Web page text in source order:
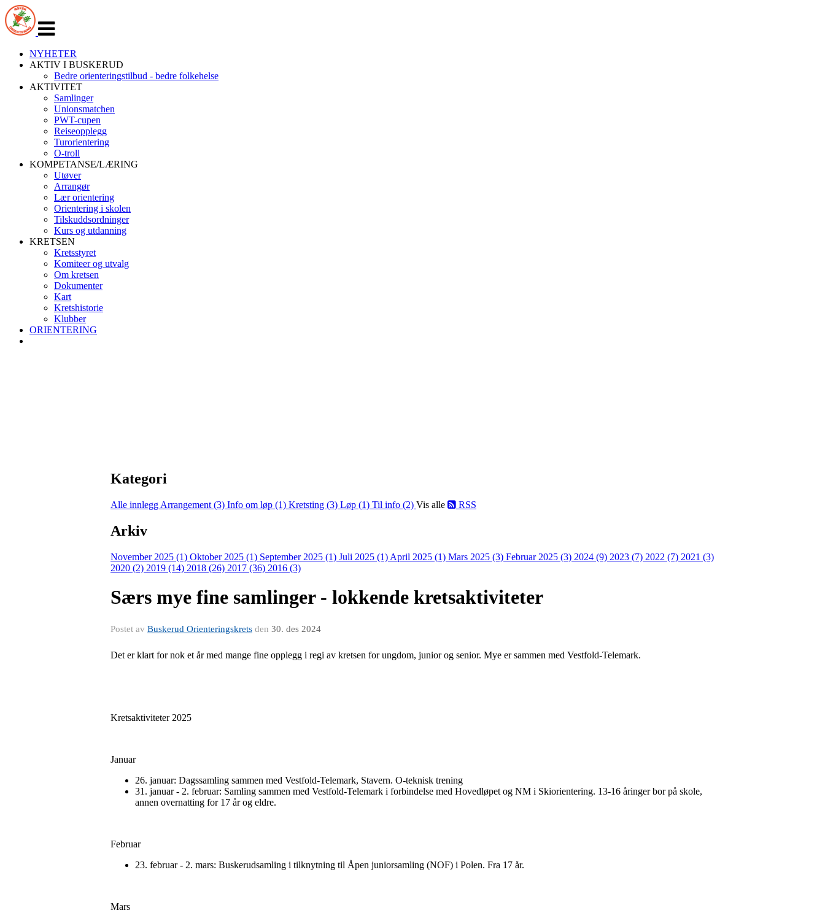
navigasjon
NYHETER
AKTIV I BUSKERUD
Bedre orienteringstilbud - bedre folkehelse
AKTIVITET
Samlinger
Unionsmatchen
PWT-cupen
Reiseopplegg
Turorientering
O-troll
KOMPETANSE/LÆRING
Utøver
Arrangør
Lær orientering
Orientering i skolen
Tilskuddsordninger
Kurs og utdanning
KRETSEN
Kretsstyret
Komiteer og utvalg
Om kretsen
Dokumenter
Kart
Kretshistorie
Klubber
ORIENTERING
Kategori
Alle innlegg Arrangement (3) Info om løp (1) Kretsting (3) Løp (1) Til info (2) Vis alle RSS
Arkiv
November 2025 (1) Oktober 2025 (1) September 2025 (1) Juli 2025 (1) April 2025 (1) Mars 2025 (3) Februar 2025 (3) 2024 (9) 2023 (7) 2022 (7) 2021 (3)
2020 (2) 2019 (14) 2018 (26) 2017 (36) 2016 (3)
Særs mye fine samlinger - lokkende kretsaktiviteter
Postet av Buskerud Orienteringskrets den 30. des 2024
Det er klart for nok et år med mange fine opplegg i regi av kretsen for ungdom, junior og senior. Mye er sammen med Vestfold-Telemark.
Kretsaktiviteter 2025
Januar
26. januar: Dagssamling sammen med Vestfold-Telemark, Stavern. O-teknisk trening
31. januar - 2. februar: Samling sammen med Vestfold-Telemark i forbindelse med Hovedløpet og NM i Skiorientering. 13-16 åringer bor på skole,
annen overnatting for 17 år og eldre.
Februar
23. februar - 2. mars: Buskerudsamling i tilknytning til Åpen juniorsamling (NOF) i Polen. Fra 17 år.
Mars